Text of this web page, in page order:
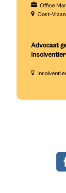
Office
Oost-
Advocaat